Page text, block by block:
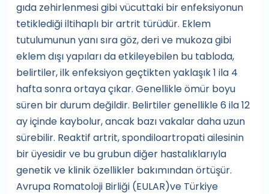
gıda zehirlenmesi gibi vücuttaki bir enfeksiyonun
tetiklediği iltihaplı bir artrit türüdür. Eklem
tutulumunun yanı sıra göz, deri ve mukoza gibi
eklem dışı yapıları da etkileyebilen bu tabloda,
belirtiler, ilk enfeksiyon geçtikten yaklaşık 1 ila 4
hafta sonra ortaya çıkar. Genellikle ömür boyu
süren bir durum değildir. Belirtiler genellikle 6 ila 12
ay içinde kaybolur, ancak bazı vakalar daha uzun
sürebilir. Reaktif artrit, spondiloartropati ailesinin
bir üyesidir ve bu grubun diğer hastalıklarıyla
genetik ve klinik özellikler bakımından örtüşür.
Avrupa Romatoloji Birliği (EULAR)ve Türkiye